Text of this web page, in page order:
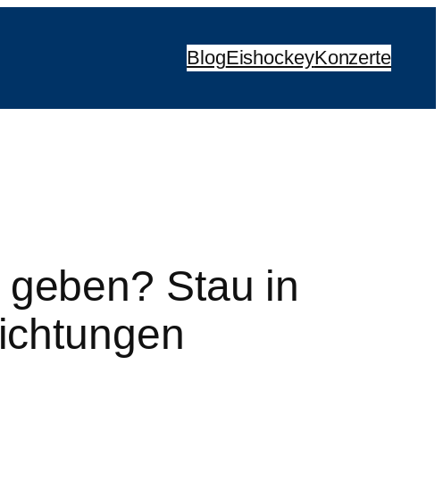
BlogEishockeyKonzerte
Stau in